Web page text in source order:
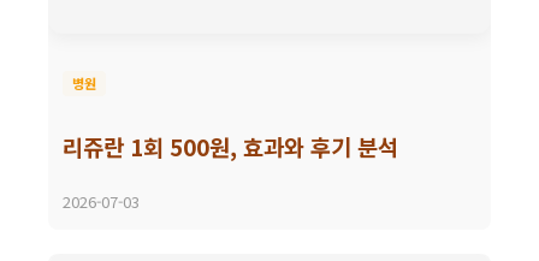
병원
리쥬란 1회 500원, 효과와 후기 분석
2026-07-03